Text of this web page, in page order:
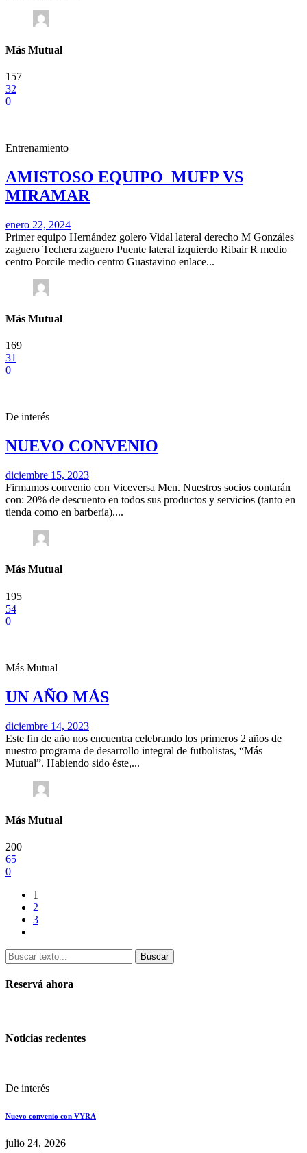
Más Mutual
157
32
0
Entrenamiento
AMISTOSO EQUIPO_MUFP VS
MIRAMAR
enero 22, 2024
Primer equipo Hernández golero Vidal lateral derecho M Gonzáles
zaguero Techera zaguero Puente lateral izquierdo Ribair R medio
centro Porcile medio centro Guastavino enlace...
Más Mutual
169
31
0
De interés
NUEVO CONVENIO
diciembre 15, 2023
Firmamos convenio con Viceversa Men. Nuestros socios contarán
con: 20% de descuento en todos sus productos y servicios (tanto en
tienda como en barbería)....
Más Mutual
195
54
0
Más Mutual
UN AÑO MÁS
diciembre 14, 2023
Este fin de año nos encuentra celebrando los primeros 2 años de
nuestro programa de desarrollo integral de futbolistas, “Más
Mutual”. Habiendo sido éste,...
Más Mutual
200
65
0
1
2
3
Buscar
Reservá ahora
Noticias recientes
De interés
Nuevo convenio con VYRA
julio 24, 2026